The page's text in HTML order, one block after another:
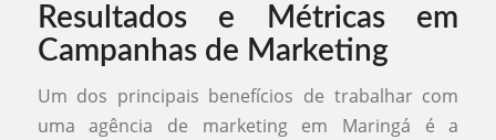
Resultados e Métricas em
Campanhas de Marketing
Um dos principais benefícios de trabalhar com
uma agência de marketing em Maringá é a